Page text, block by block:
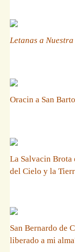
Letanas a
Oracin a San
La Salvacin Brota
del Cielo y la
San Bernardo de
liberado a mi